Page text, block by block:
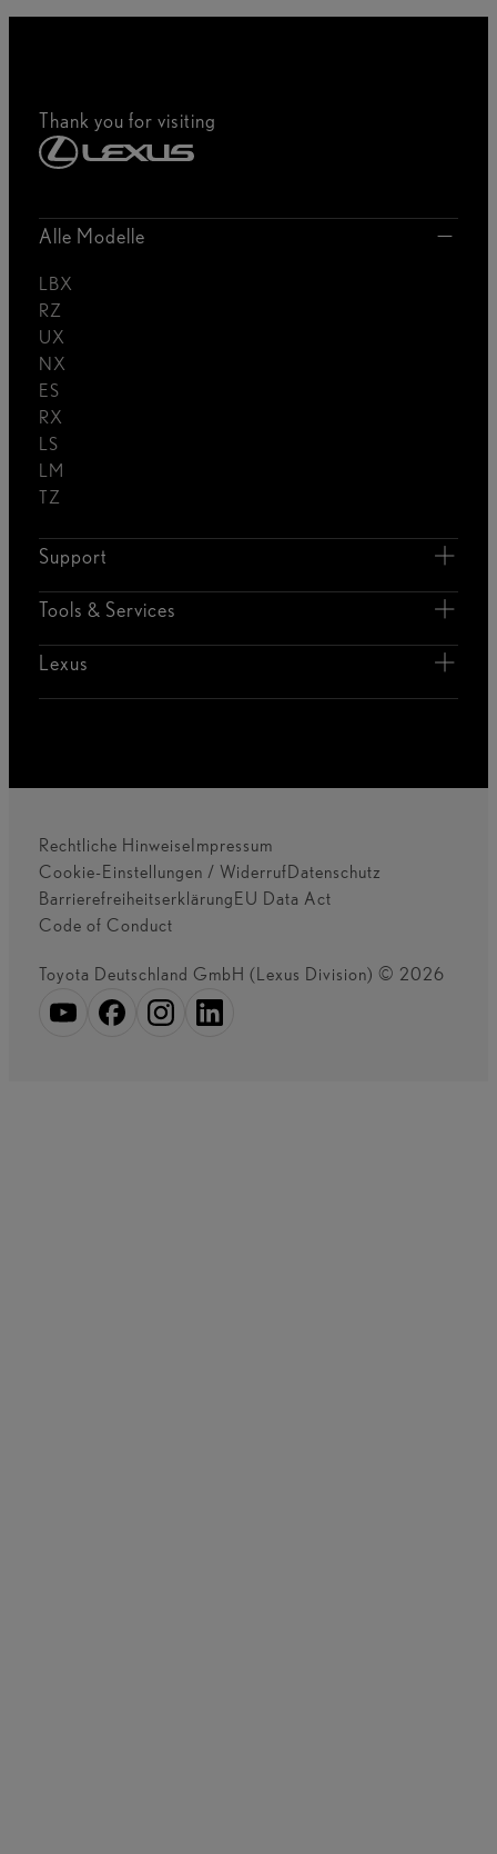
Thank you for visiting
Alle Modelle
LBX
RZ
UX
NX
ES
RX
LS
LM
TZ
Support
Tools & Services
Lexus
Rechtliche HinweiseImpressum
Cookie-Einstellungen / WiderrufDatenschutz
BarrierefreiheitserklärungEU Data Act
Code of Conduct
Toyota Deutschland GmbH (Lexus Division) © 2026